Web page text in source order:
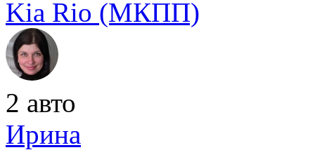
Kia Rio (МКПП)
2 авто
Ирина